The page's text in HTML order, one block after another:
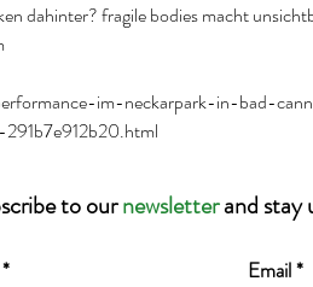
dahinter? fragile bodies macht
im-neckarpark-in-bad-
to ournewsletterand stay